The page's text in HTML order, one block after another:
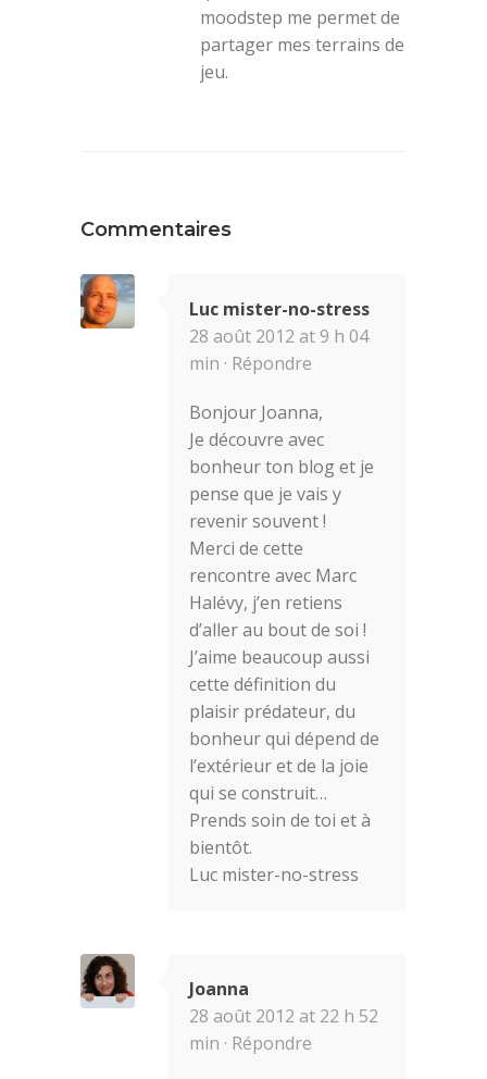
moodstep me permet de
partager mes terrains de
jeu.
Commentaires
Luc mister-no-stress
28 août 2012 at 9 h 04
min · Répondre
Bonjour Joanna,
Je découvre avec
bonheur ton blog et je
pense que je vais y
revenir souvent !
Merci de cette
rencontre avec Marc
Halévy, j’en retiens
d’aller au bout de soi !
J’aime beaucoup aussi
cette définition du
plaisir prédateur, du
bonheur qui dépend de
l’extérieur et de la joie
qui se construit…
Prends soin de toi et à
bientôt.
Luc mister-no-stress
Joanna
28 août 2012 at 22 h 52
min · Répondre